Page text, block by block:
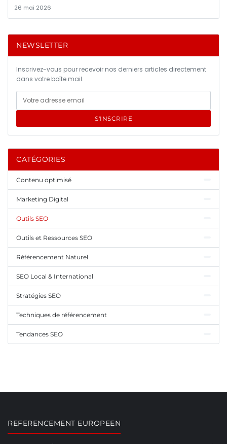
26 mai 2026
NEWSLETTER
Inscrivez-vous pour recevoir nos derniers articles directement
dans votre boîte mail.
S'INSCRIRE
CATÉGORIES
Contenu optimisé
Marketing Digital
Outils SEO
Outils et Ressources SEO
Référencement Naturel
SEO Local & International
Stratégies SEO
Techniques de référencement
Tendances SEO
REFERENCEMENT EUROPEEN